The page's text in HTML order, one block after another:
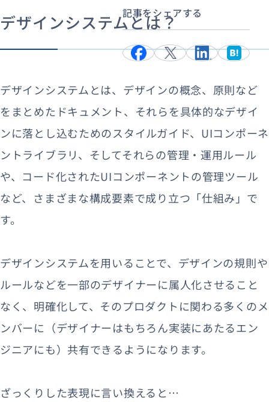
デザインシステムとは？
デザインシステムとは、デザインの概念、原則など
をまとめたドキュメント、それらを具体的なデザイ
ンに落とし込むためのスタイルガイド、UIコンポーネ
ントライブラリ、そしてそれらの管理・運用ルール
や、コード化されたUIコンポーネントの管理ツール
など、さまざまな構成要素で成り立つ「仕組み」で
す。
デザインシステムを用いることで、デザインの規則や
ルールなどを一部のデザイナーに属人化させること
なく、明確化して、そのプロダクトに関わる多くのメ
ンバーに（デザイナーはもちろん実装にあたるエン
ジニアにも）共有できるようになります。
ざっくりした表現に言い換えると…
記事をシェアする